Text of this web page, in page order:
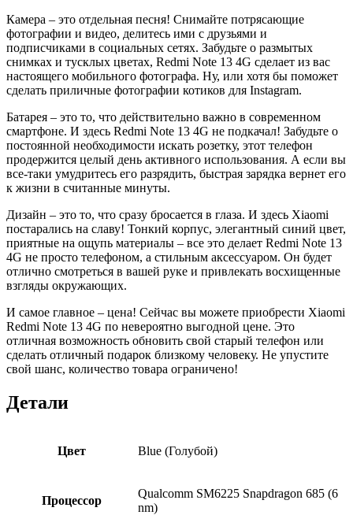
Камера – это отдельная песня! Снимайте потрясающие
фотографии и видео, делитесь ими с друзьями и
подписчиками в социальных сетях. Забудьте о размытых
снимках и тусклых цветах, Redmi Note 13 4G сделает из вас
настоящего мобильного фотографа. Ну, или хотя бы поможет
сделать приличные фотографии котиков для Instagram.
Батарея – это то, что действительно важно в современном
смартфоне. И здесь Redmi Note 13 4G не подкачал! Забудьте о
постоянной необходимости искать розетку, этот телефон
продержится целый день активного использования. А если вы
все-таки умудритесь его разрядить, быстрая зарядка вернет его
к жизни в считанные минуты.
Дизайн – это то, что сразу бросается в глаза. И здесь Xiaomi
постарались на славу! Тонкий корпус, элегантный синий цвет,
приятные на ощупь материалы – все это делает Redmi Note 13
4G не просто телефоном, а стильным аксессуаром. Он будет
отлично смотреться в вашей руке и привлекать восхищенные
взгляды окружающих.
И самое главное – цена! Сейчас вы можете приобрести Xiaomi
Redmi Note 13 4G по невероятно выгодной цене. Это
отличная возможность обновить свой старый телефон или
сделать отличный подарок близкому человеку. Не упустите
свой шанс, количество товара ограничено!
Детали
Цвет Blue (Голубой)
Процессор
Qualcomm SM6225 Snapdragon 685 (6
nm)